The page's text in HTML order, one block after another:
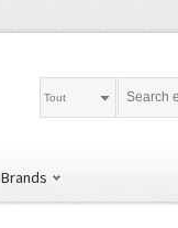
Tout
Brands